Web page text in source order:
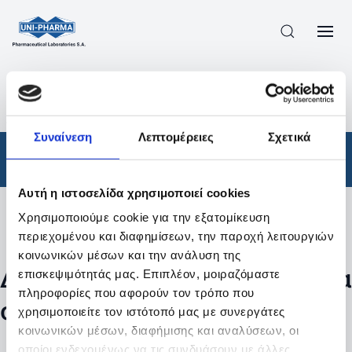
Συναίνεση Λεπτομέρειες Σχετικά
Αυτή η ιστοσελίδα χρησιμοποιεί cookies
Χρησιμοποιούμε cookie για την εξατομίκευση
περιεχομένου και διαφημίσεων, την παροχή λειτουργιών
κοινωνικών μέσων και την ανάλυση της
επισκεψιμότητάς μας. Επιπλέον, μοιραζόμαστε
πληροφορίες που αφορούν τον τρόπο που
χρησιμοποιείτε τον ιστότοπό μας με συνεργάτες
κοινωνικών μέσων, διαφήμισης και αναλύσεων, οι
οποίοι ενδεχομένως να τις συνδυάσουν με άλλες
ΠΡΟΪΟΝΤΑ ΣΥΝΤΑΓΟΓΡΑΦΟΎΜΕΝΑ
/
ΑΠΟΤΕΛΕΣΜΑΤΑ ΑΝΑΖΗΤΗΣΗΣ
Φάρμακα / Συνταγογραφούμενα
Φίλτρα
Δεν βρέθηκαν προϊόντα με τα
συγκεκριμένα φίλτρα